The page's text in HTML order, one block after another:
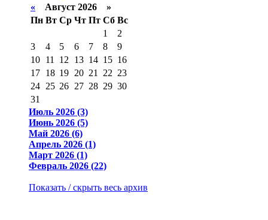
« Август 2026 »
Пн Вт Ср Чт Пт Сб Вс
1
2
3
4 5 6 7 8
9
10 11 12 13 14 15 16
17 18 19 20 21 22 23
24 25 26 27 28 29 30
31
Июль 2026 (3)
Июнь 2026 (5)
Май 2026 (6)
Апрель 2026 (1)
Март 2026 (1)
Февраль 2026 (22)
Показать / скрыть весь архив